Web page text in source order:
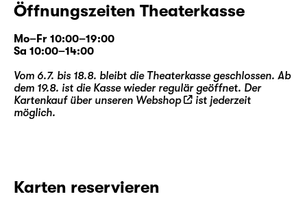
Öffnungszeiten Theaterkasse
Mo–Fr 10:00–19:00
Sa 10:00–14:00
Vom 6.7. bis 18.8. bleibt die Theaterkasse geschlossen. Ab
dem 19.8. ist die Kasse wieder regulär geöffnet. Der
Kartenkauf über unseren Webshop
ist jederzeit
möglich.
Karten reservieren